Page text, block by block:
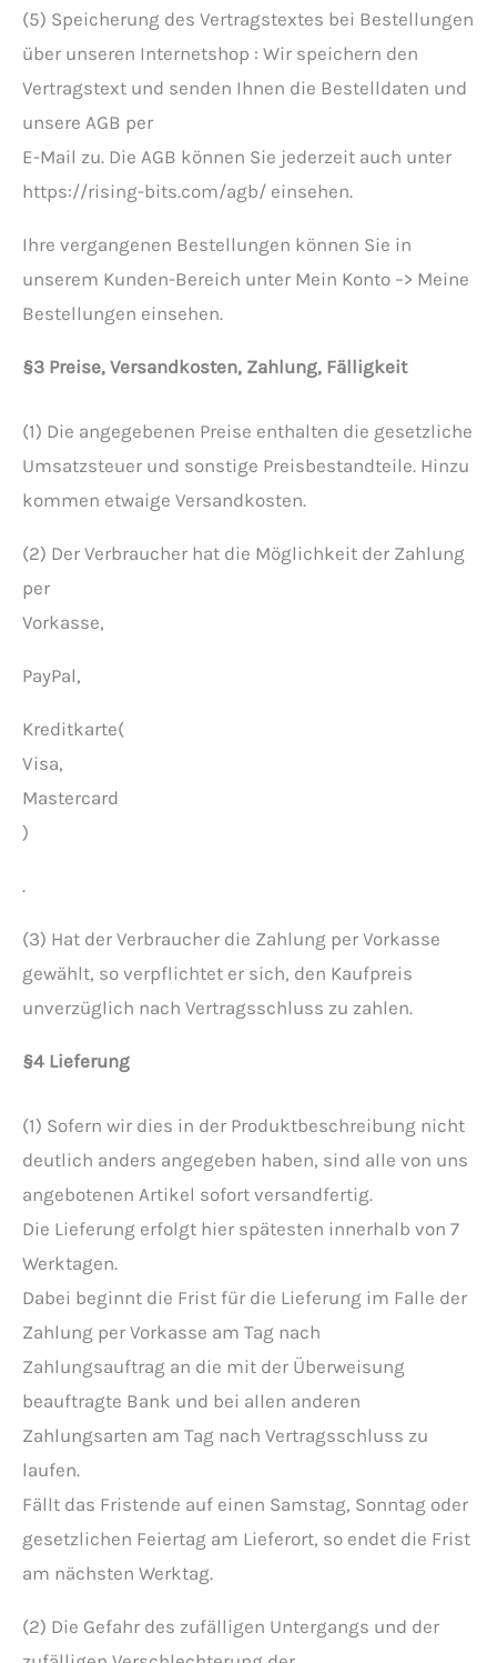
(5) Speicherung des Vertragstextes bei Bestellungen
über unseren Internetshop : Wir speichern den
Vertragstext und senden Ihnen die Bestelldaten und
unsere AGB per
E-Mail zu. Die AGB können Sie jederzeit auch unter
https://rising-bits.com/agb/ einsehen.
Ihre vergangenen Bestellungen können Sie in
unserem Kunden-Bereich unter Mein Konto –> Meine
Bestellungen einsehen.
§3 Preise, Versandkosten, Zahlung, Fälligkeit
(1) Die angegebenen Preise enthalten die gesetzliche
Umsatzsteuer und sonstige Preisbestandteile. Hinzu
kommen etwaige Versandkosten.
(2) Der Verbraucher hat die Möglichkeit der Zahlung
per
Vorkasse,
PayPal,
Kreditkarte(
Visa,
Mastercard
)
.
(3) Hat der Verbraucher die Zahlung per Vorkasse
gewählt, so verpflichtet er sich, den Kaufpreis
unverzüglich nach Vertragsschluss zu zahlen.
§4 Lieferung
(1) Sofern wir dies in der Produktbeschreibung nicht
deutlich anders angegeben haben, sind alle von uns
angebotenen Artikel sofort versandfertig.
Die Lieferung erfolgt hier spätesten innerhalb von 7
Werktagen.
Dabei beginnt die Frist für die Lieferung im Falle der
Zahlung per Vorkasse am Tag nach
Zahlungsauftrag an die mit der Überweisung
beauftragte Bank und bei allen anderen
Zahlungsarten am Tag nach Vertragsschluss zu
laufen.
Fällt das Fristende auf einen Samstag, Sonntag oder
gesetzlichen Feiertag am Lieferort, so endet die Frist
am nächsten Werktag.
(2) Die Gefahr des zufälligen Untergangs und der